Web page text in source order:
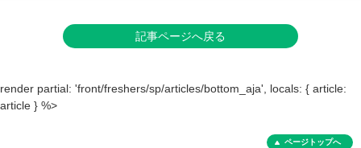
記事ページへ戻る
render partial: 'front/freshers/sp/articles/bottom_aja', locals: { article:
article } %>
ページトップへ